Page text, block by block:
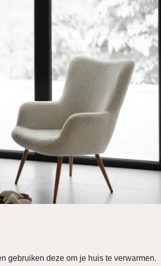
gebruiken deze om je huis te verwarmen.